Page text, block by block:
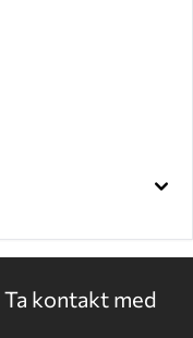
Ta kontakt med